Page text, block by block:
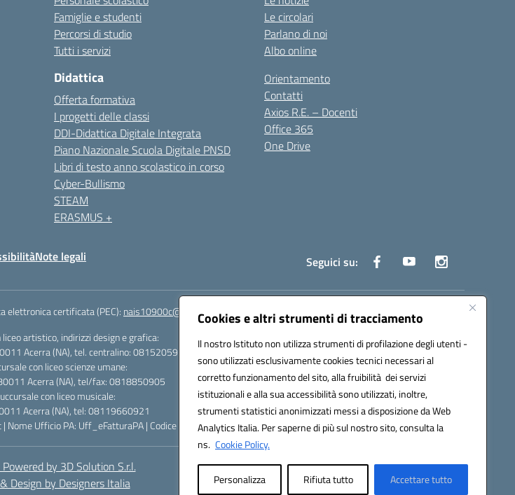
Cookies e altri strumenti di tracciamento
Il nostro Istituto non utilizza strumenti di profilazione degli utenti -
sono utilizzati esclusivamente cookies tecnici necessari al
corretto funzionamento del sito, alla fruibilità dei servizi
istituzionali e alla sua accessibilità sono utilizzati, inoltre,
strumenti statistici anonimizzati messi a disposizione da Web
Analytics Italia. Per saperne di più sul nostro sito, consulta la
ns. Cookie Policy.
Personalizza Rifiuta tutto Accettare tutto
Famiglie e studenti
Percorsi di studio
Tutti i servizi
Didattica
Offerta formativa
I progetti delle classi
DDI-Didattica Digitale Integrata
Piano Nazionale Scuola Digitale PNSD
Libri di testo anno scolastico in corso
Cyber-Bullismo
STEAM
ERASMUS +
Le circolari
Parlano di noi
Albo online
Orientamento
Contatti
Axios R.E. – Docenti
Office 365
One Drive
Note legali Seguici su:
elettronica certificata (PEC): nais10900c@pec.istruzione.it
artistico, indirizzi design e grafica:
Acerra (NA), tel. centralino: 0815205935
con liceo scienze umane:
Acerra (NA), tel/fax: 0818850905
con liceo musicale:
Acerra (NA), tel: 08119660921
Ufficio PA: Uff_eFatturaPA | Codice Univoco ufficio: UFOYYV | C.Fisc: 93056740637
by 3D Solution S.r.l.
Design by Designers Italia